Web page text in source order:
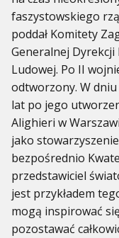
faszystowskiego
poddał Komitety
Generalnej
Ludowej. Po II
odtworzony. W
lat po jego
Alighieri w
jako
bezpośrednio
przedstawiciel
jest przykładem
mogą inspirować
pozostawać